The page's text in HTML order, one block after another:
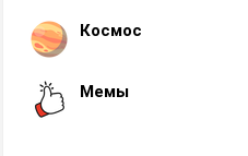
Космос
Мемы